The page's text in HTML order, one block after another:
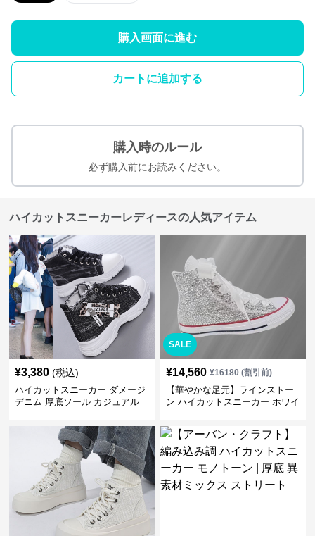
購入画面に進む
カートに追加する
購入時のルール
必ず購入前にお読みください。
ハイカットスニーカーレディースの人気アイテム
¥3,380 (税込)
ハイカットスニーカー ダメージ
デニム 厚底ソール カジュアル
かわいい 学校 日常使い 履きや
SALE
¥14,560 ¥16180(割引前)
【華やかな足元】ラインストー
ン ハイカットスニーカー ホワイ
ボン